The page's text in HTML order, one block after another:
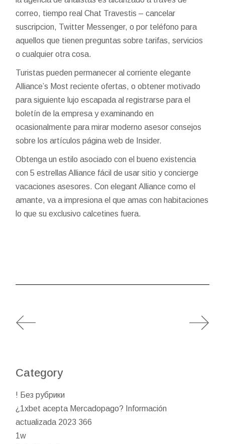
correo, tiempo realChat Travestis – cancelar
suscripcion, Twitter Messenger, o por teléfono para
aquellos que tienen preguntas sobre tarifas, servicios
o cualquier otra cosa.
Turistas pueden permanecer al corriente elegante
Alliance’s Most reciente ofertas, o obtener motivado
para siguiente lujo escapada al registrarse para el
boletín de la empresa y examinando en
ocasionalmente para mirar moderno asesor consejos
sobre los artículos página web de Insider.
Obtenga un estilo asociado con el bueno existencia
con 5 estrellas Alliance fácil de usar sitio y concierge
vacaciones asesores. Con elegant Alliance como el
amante, va a impresiona el que amas con habitaciones
lo que su exclusivo calcetines fuera.
Category
! Без рубрики
¿1xbet acepta Mercadopago? Información
actualizada 2023 366
1w